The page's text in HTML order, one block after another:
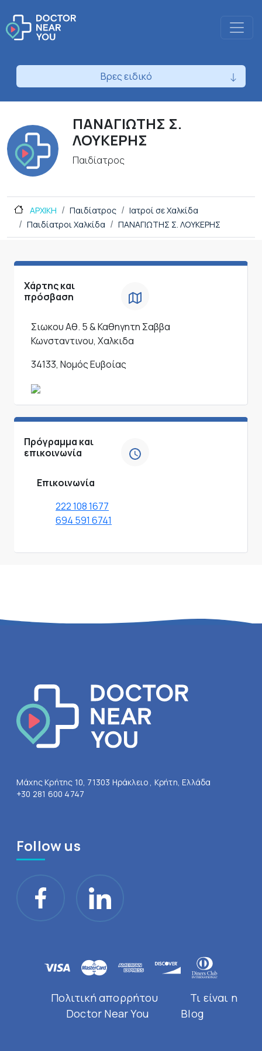
Βρες ειδικό
ΠΑΝΑΓΙΩΤΗΣ Σ.
ΛΟΥΚΕΡΗΣ
Παιδίατρος
ΑΡΧΙΚΗ Παιδίατρος
Ιατροί σε Χαλκίδα
Παιδίατροι Χαλκίδα
ΠΑΝΑΓΙΩΤΗΣ Σ. ΛΟΥΚΕΡΗΣ
Χάρτης και
πρόσβαση
Σιωκου Αθ. 5 & Καθηγητη Σαββα
Κωνσταντινου, Χαλκιδα
34133, Νομός Ευβοίας
Πρόγραμμα και
επικοινωνία
Επικοινωνία
222 108 1677
694 591 6741
Μάχης Κρήτης 10, 71303 Ηράκλειο , Κρήτη, Ελλάδα
+30 281 600 4747
Follow us
Πολιτική απορρήτου
Τι είναι η
Doctor Near You
Blog